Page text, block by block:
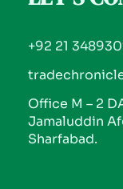
+92 21
Office M – 2
Jamaluddin
Sharfabad.